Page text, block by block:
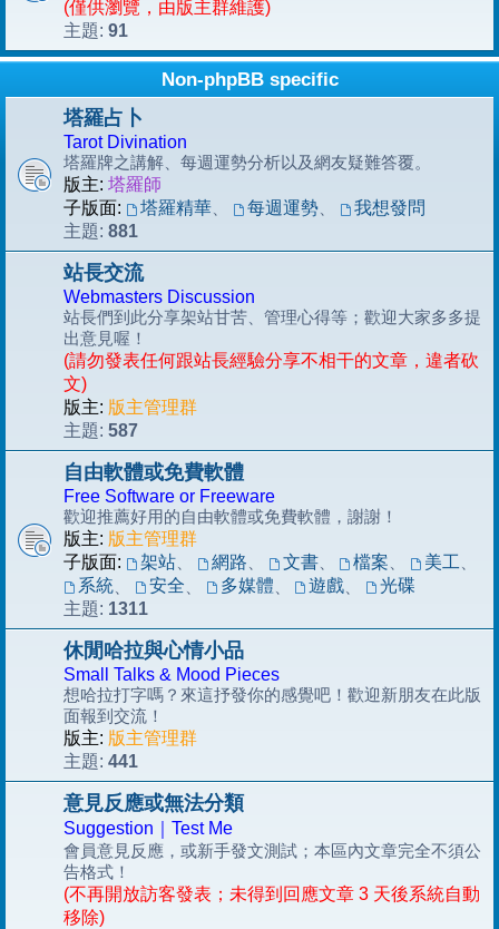
(僅供瀏覽，由版主群維護)
主題: 91
Non-phpBB specific
塔羅占卜
Tarot Divination
塔羅牌之講解、每週運勢分析以及網友疑難答覆。
版主: 塔羅師
子版面:
塔羅精華、 每週運勢、
我想發問
主題: 881
站長交流
Webmasters Discussion
站長們到此分享架站甘苦、管理心得等；歡迎大家多多提
出意見喔！
(請勿發表任何跟站長經驗分享不相干的文章，違者砍
文)
版主: 版主管理群
主題: 587
自由軟體或免費軟體
Free Software or Freeware
歡迎推薦好用的自由軟體或免費軟體，謝謝！
版主: 版主管理群
子版面:
架站、 網路 文書、 檔案 美工
系統、 安全 多媒體 遊戲
光碟
主題: 1311
休閒哈拉與心情小品
Small Talks & Mood Pieces
想哈拉打字嗎？來這抒發你的感覺吧！歡迎新朋友在此版
面報到交流！
版主: 版主管理群
主題: 441
意見反應或無法分類
Suggestion｜Test Me
會員意見反應，或新手發文測試；本區內文章完全不須公
告格式！
(不再開放訪客發表；未得到回應文章 3 天後系統自動
移除)